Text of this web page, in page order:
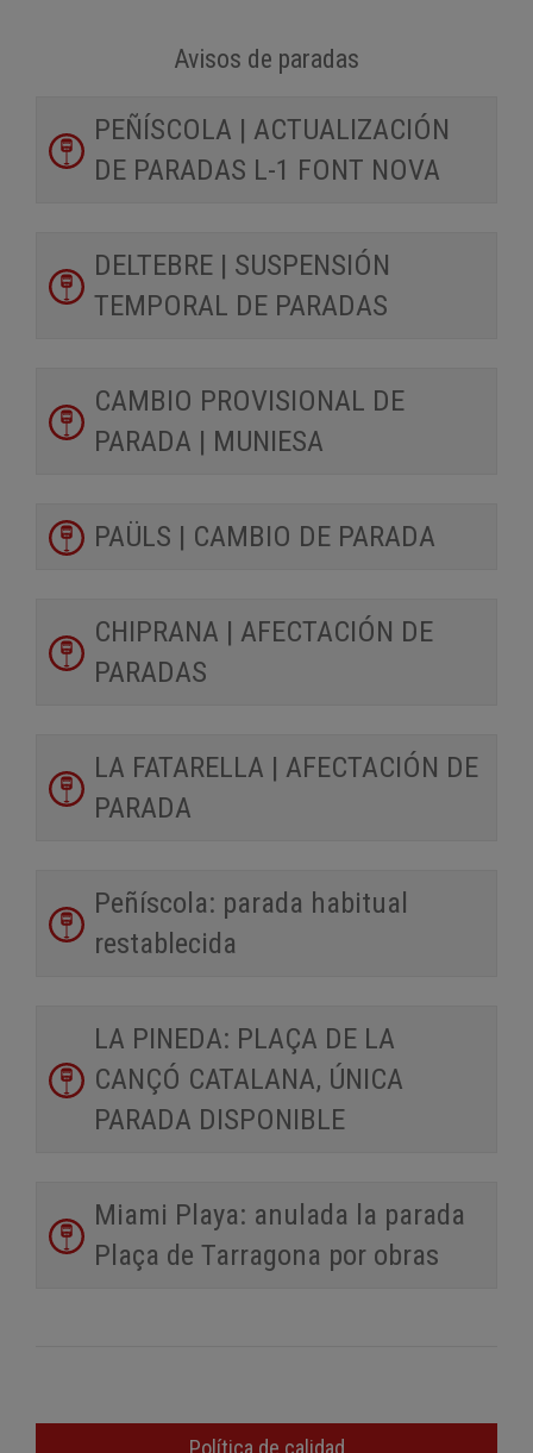
Avisos de paradas
PEÑÍSCOLA | ACTUALIZACIÓN
DE PARADAS L-1 FONT NOVA
DELTEBRE | SUSPENSIÓN
TEMPORAL DE PARADAS
CAMBIO PROVISIONAL DE
PARADA | MUNIESA
PAÜLS | CAMBIO DE PARADA
CHIPRANA | AFECTACIÓN DE
PARADAS
LA FATARELLA | AFECTACIÓN DE
PARADA
Peñíscola: parada habitual
restablecida
LA PINEDA: PLAÇA DE LA
CANÇÓ CATALANA, ÚNICA
PARADA DISPONIBLE
Miami Playa: anulada la parada
Plaça de Tarragona por obras
Política de calidad